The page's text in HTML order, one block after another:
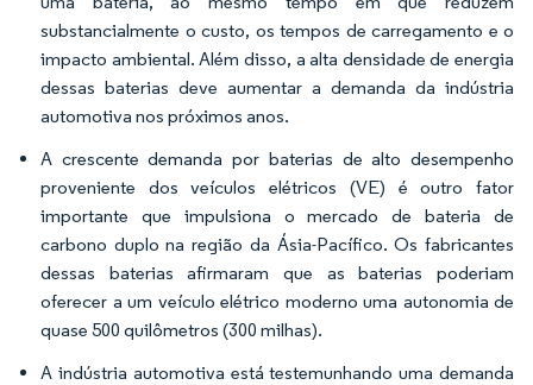
substancialmente o custo, os tempos de carregamento e o
impacto ambiental. Além disso, a alta densidade de energia
dessas baterias deve aumentar a demanda da indústria
automotiva nos próximos anos.
A crescente demanda por baterias de alto desempenho
proveniente dos veículos elétricos (VE) é outro fator
importante que impulsiona o mercado de bateria de
carbono duplo na região da Ásia-Pacífico. Os fabricantes
dessas baterias afirmaram que as baterias poderiam
oferecer a um veículo elétrico moderno uma autonomia de
quase 500 quilômetros (300 milhas).
A indústria automotiva está testemunhando uma demanda